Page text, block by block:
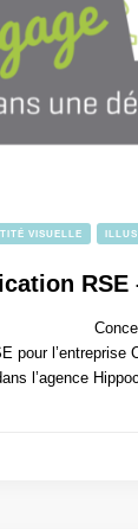
VISUELLE
RSE
de
pour l’entreprise
l’agence